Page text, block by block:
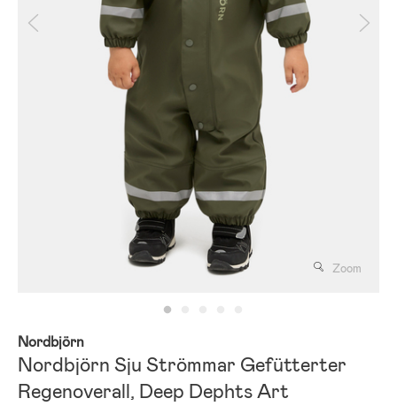
Zoom
Nordbjörn
Nordbjörn Sju Strömmar Gefütterter
Regenoverall, Deep Dephts Art